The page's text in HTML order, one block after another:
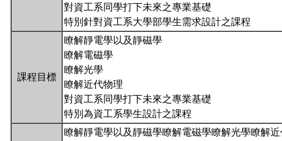
對資工系同學打下未來之專業基礎
特別針對資工系大學部學生需求設計之課程
課程目標
瞭解靜電學以及靜磁學
瞭解電磁學
瞭解光學
瞭解近代物理
對資工系同學打下未來之專業基礎
特別為資工系學生設計之課程
瞭解靜電學以及靜磁學瞭解電磁學瞭解光學瞭解